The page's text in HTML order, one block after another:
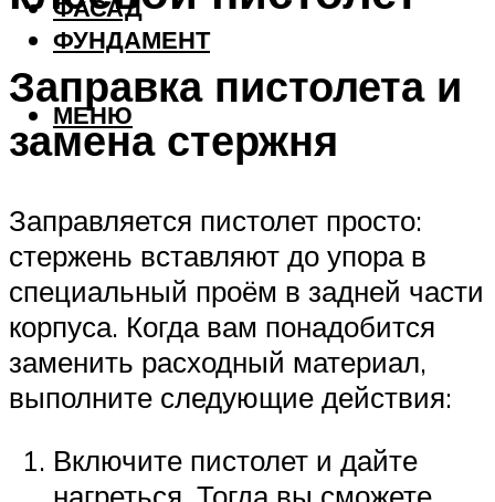
ФАСАД
ФУНДАМЕНТ
МЕНЮ
Заправка пистолета и
замена стержня
Заправляется пистолет просто:
стержень вставляют до упора в
специальный проём в задней части
корпуса. Когда вам понадобится
заменить расходный материал,
выполните следующие действия:
Включите пистолет и дайте